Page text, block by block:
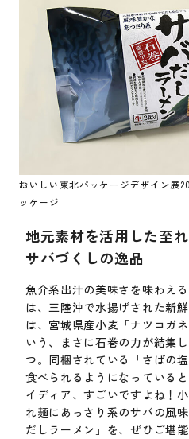
おいしい東北パッケージデザイン展
ッケージ
地元素材を活用した至
サバづくしの逸品
魚介系出汁の美味さを味わえ
は、三陸沖で水揚げされた新
は、宮城県産小麦「ナツコガ
いう、まさに石巻の力が結集
つ。同梱されている「さばの
食べられるようになっている
イディア、すごいですよね！
れ麺にあっさり系のサバの風
だしラーメン」を、ぜひご堪能